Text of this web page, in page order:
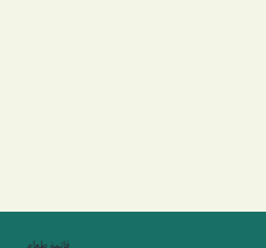
قائمة طعام